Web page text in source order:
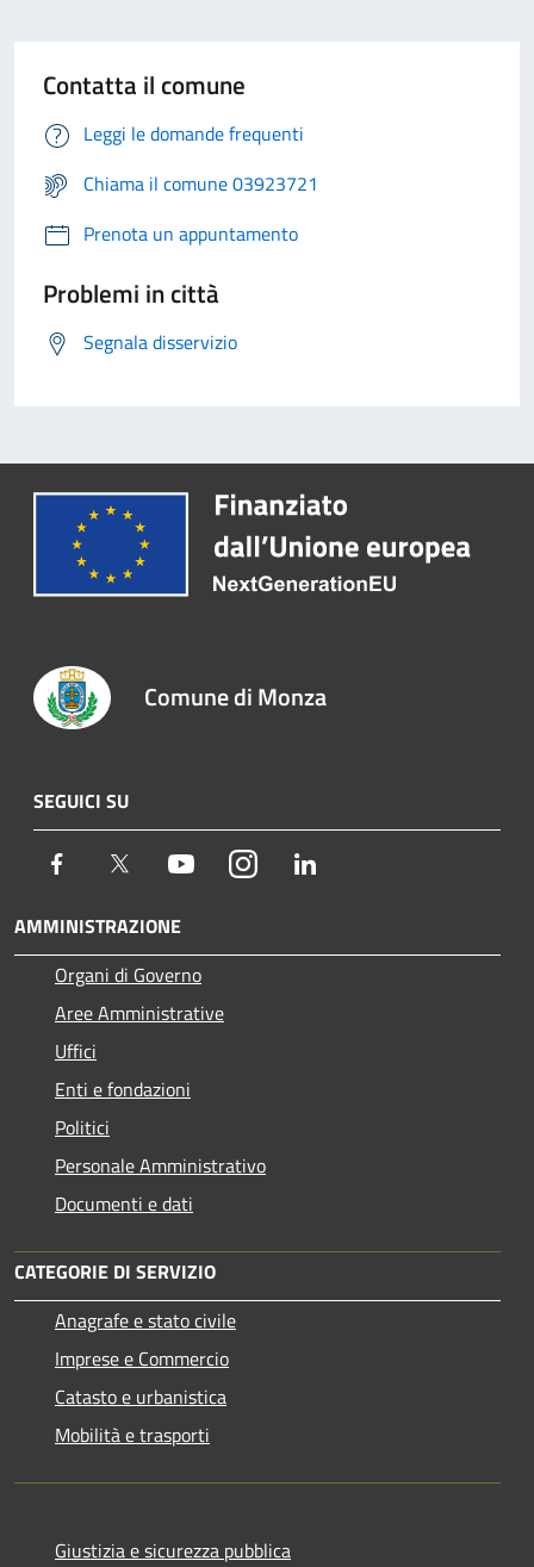
Contatta il comune
Leggi le domande frequenti
Chiama il comune 03923721
Prenota un appuntamento
Problemi in città
Segnala disservizio
Comune di Monza
SEGUICI SU
Facebook Twitter YoutubeInstagram
AMMINISTRAZIONE
Organi di Governo
Aree Amministrative
Uffici
Enti e fondazioni
Politici
Personale Amministrativo
Documenti e dati
CATEGORIE DI SERVIZIO
Anagrafe e stato civile
Imprese e Commercio
Catasto e urbanistica
Mobilità e trasporti
Giustizia e sicurezza pubblica